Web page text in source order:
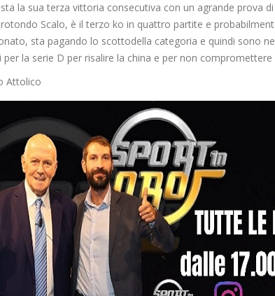
la sua terza vittoria consecutiva con un agrande prova
Scalo, è il terzo ko in quattro partite e
sta pagando lo scottodella categoria e quindi sono
per la serie D per risalire la china e per non
Attolico